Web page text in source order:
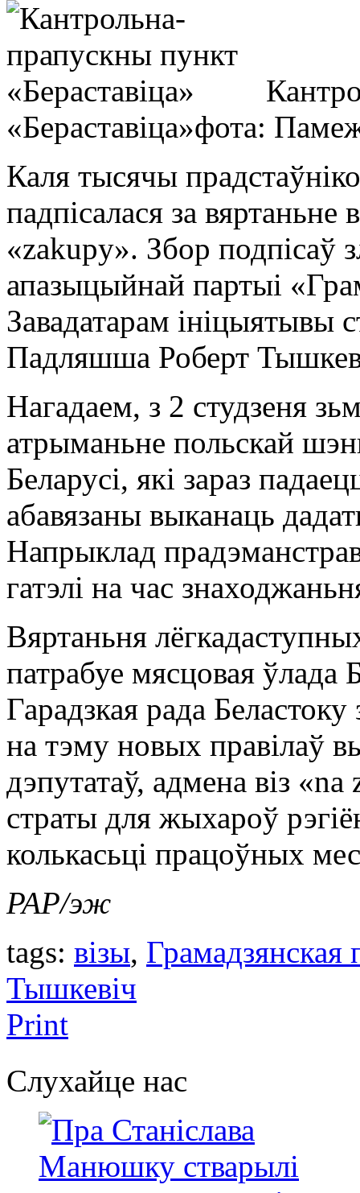
«Бераставіца»фота:
Каля тысячы
падпісалася за вяртаньне
«zakupy». Збор подпісаў
апазыцыйнай партыі
Завадатарам ініцыятывы
Падляшша Роберт
Нагадаем, з 2 студзеня
атрыманьне польскай
Беларусі, які зараз
абавязаны выканаць
Напрыклад
гатэлі на час
Вяртаньня
патрабуе мясцовая ўлада
Гарадзкая рада
на тэму новых правілаў
дэпутатаў, адмена віз
страты для жыхароў
колькасьці працоўных
PAP/эж
tags: візы, Грамадзянская
Тышкевіч
Print
Слухайце нас